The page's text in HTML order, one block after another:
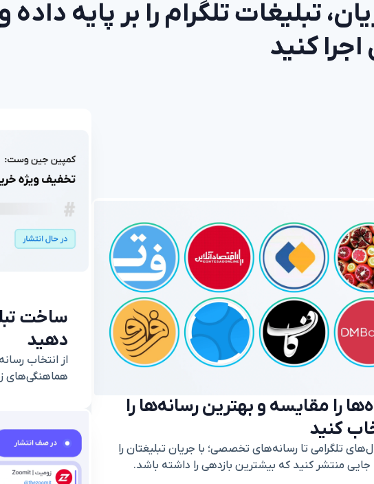
تبلیغات تلگرام را بر پایه داده
کنید
را مقایسه و بهترین رسانه‌ها را
کنید
تلگرامی تا رسانه‌های تخصصی؛ با جریان تبلیغتان را
جایی منتشر کنید که بیشترین بازدهی را داشته باشد.
ساخت
دهید
از انتخاب
هماهنگی‌های
ثبت درخواست مشاوره
برای انتخاب بهترین روش تبلیغات و استفاده از امکانات
موبایلت رو وارد کن تا کارشناسان ما باهات تماس بگیرن